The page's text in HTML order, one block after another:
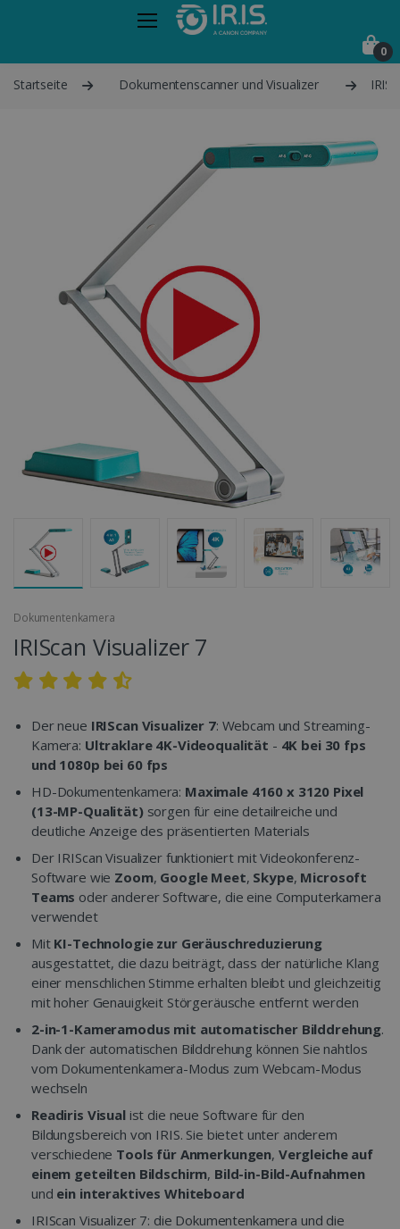
0
Startseite Dokumentenscanner und Visualizer
Dokumentenkamera
IRIScan Visualizer 7
Der neue IRIScan Visualizer 7: Webcam und Streaming-
Kamera: Ultraklare 4K-Videoqualität - 4K bei 30 fps
und 1080p bei 60 fps
HD-Dokumentenkamera: Maximale 4160 x 3120 Pixel
(13-MP-Qualität)sorgen für eine detailreiche und
deutliche Anzeige des präsentierten Materials
Der IRIScan Visualizer funktioniert mit Videokonferenz-
Software wie Zoom, Google Meet, Skype, Microsoft
Teams oder anderer Software, die eine Computerkamera
verwendet
Mit KI-Technologie zur Geräuschreduzierung
ausgestattet, die dazu beiträgt, dass der natürliche Klang
einer menschlichen Stimme erhalten bleibt und gleichzeitig
mit hoher Genauigkeit Störgeräusche entfernt werden
2-in-1-Kameramodus mit automatischer Bilddrehung.
Dank der automatischen Bilddrehung können Sie nahtlos
vom Dokumentenkamera-Modus zum Webcam-Modus
wechseln
Readiris Visualist die neue Software für den
Bildungsbereich von IRIS. Sie bietet unter anderem
verschiedene Tools für Anmerkungen, Vergleiche auf
einem geteilten Bildschirm, Bild-in-Bild-Aufnahmen
und ein interaktives Whiteboard
IRIScan Visualizer 7: die Dokumentenkamera und die